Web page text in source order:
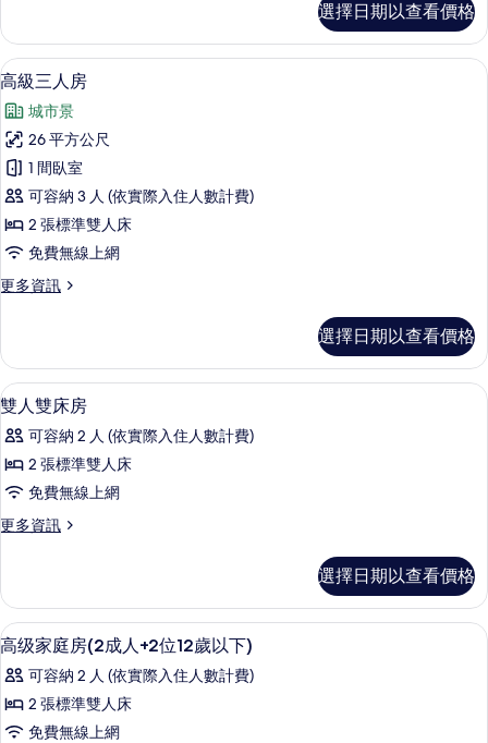
相
片
四
人
房
詳
情
選擇日期以查看價格
顯
示
高
級
三
人
房
所
相
片
獨立浴缸和淋浴設備、溫泉浴缸、吹
11
高級三人房
城市景
26 平方公尺
1 間臥室
可容納 3 人 (依實際入住人數計費)
2 張標準雙人床
免費無線上網
更多資訊
更
三
人
房
詳
情
選擇日期以查看價格
顯
示
雙
人
床
的
所
有
相
片
羽絨被、客房內保險箱、書桌、遮光
3
雙人雙床房
可容納 2 人 (依實際入住人數計費)
2 張標準雙人床
免費無線上網
更多資訊
更
雙
床
房
詳
情
選擇日期以查看價格
顯
示
高
级
羽絨被、客房內保險箱、書桌、遮光
3
高级家庭房(2成人+2位12歲以下)
可容納 2 人 (依實際入住人數計費)
2 張標準雙人床
免費無線上網